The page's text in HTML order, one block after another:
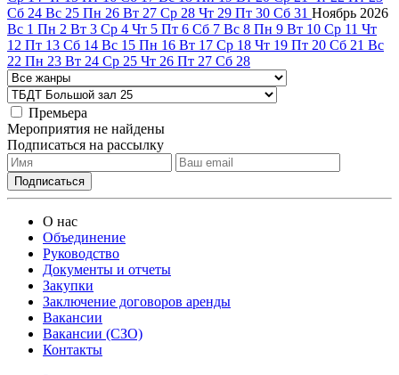
Сб 24 Вс 25 Пн 26 Вт 27 Ср 28 Чт 29 Пт 30 Сб 31 Ноябрь 2026
Вс 1 Пн 2 Вт 3 Ср 4 Чт 5 Пт 6 Сб 7 Вс 8 Пн 9 Вт 10 Ср 11 Чт
12 Пт 13 Сб 14 Вс 15 Пн 16 Вт 17 Ср 18 Чт 19 Пт 20 Сб 21 Вс
22 Пн 23 Вт 24 Ср 25 Чт 26 Пт 27 Сб 28
Премьера
Мероприятия не найдены
Подписаться на рассылку
О нас
Объединение
Руководство
Документы и отчеты
Закупки
Заключение договоров аренды
Вакансии
Вакансии (СЗО)
Контакты